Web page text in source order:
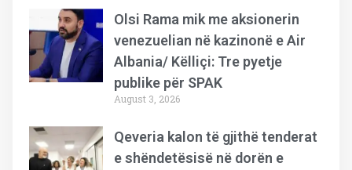
Olsi Rama mik me aksionerin
venezuelian në kazinonë e Air
Albania/ Këlliçi: Tre pyetje
publike për SPAK
August 3, 2026
Qeveria kalon të gjithë tenderat
e shëndetësisë në dorën e